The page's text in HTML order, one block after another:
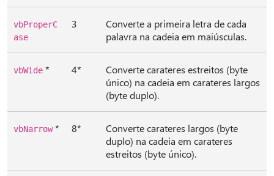
vbProperC
ase
3
Converte a primeira letra de cada
palavra na cadeia em maiúsculas.
vbWide * 4*
Converte carateres estreitos (byte
único) na cadeia em carateres largos
(byte duplo).
vbNarrow* 8*
Converte carateres largos (byte
duplo) na cadeia em carateres
estreitos (byte único).